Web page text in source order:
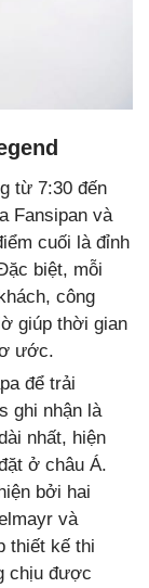
từ 7:30 đến
Fansipan và
cuối là đỉnh
biệt, mỗi
công
giúp thời gian
ước.
để trải
ghi nhận là
nhất, hiện
ở châu Á.
bởi hai
và
thiết kế thi
chịu được